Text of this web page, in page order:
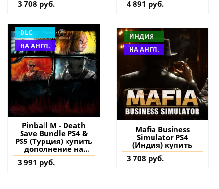
3 708 руб. 4 891 руб.
DLC
НА АНГЛ.
Pinball M - Death
Save Bundle PS4 &
PS5 (Турция) купить
дополнение на
аккаунт
3 991 руб.
ИНДИЯ
НА АНГЛ.
Mafia Business
Simulator PS4
(Индия) купить
3 708 руб.